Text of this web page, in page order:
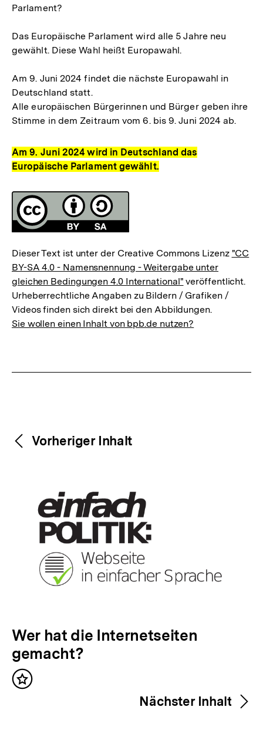
Parlament?
Das Europäische Parlament wird alle 5 Jahre neu
gewählt. Diese Wahl heißt Europawahl.
Am 9. Juni 2024 findet die nächste Europawahl in
Deutschland statt.
Alle europäischen Bürgerinnen und Bürger geben ihre
Stimme in dem Zeitraum vom 6. bis 9. Juni 2024 ab.
Am 9. Juni 2024 wird in Deutschland das
Europäische Parlament gewählt.
Fussnoten
Lizenz
Dieser Text ist unter der Creative Commons Lizenz "CC
BY-SA 4.0 - Namensnennung - Weitergabe unter
gleichen Bedingungen 4.0 International" veröffentlicht.
Urheberrechtliche Angaben zu Bildern / Grafiken /
Videos finden sich direkt bei den Abbildungen.
Sie wollen einen Inhalt von bpb.de nutzen?
Weitere
Content-
Navigation
Vorheriger Inhalt
V
o
r
h
Wer hat die Internetseiten
gemacht?
Inhalt
Nächster Inhalt